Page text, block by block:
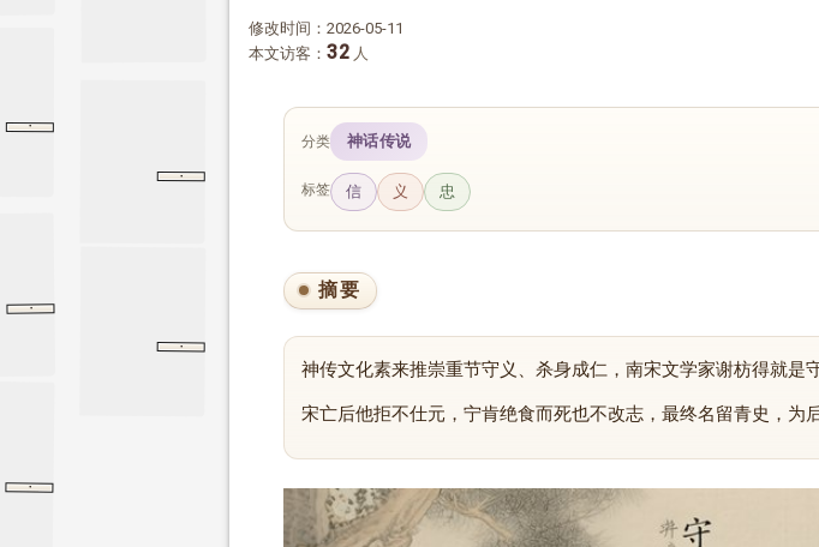
夷列传
·
伯夷列传
罕
·
丞传后叙
·
张中丞传后叙
系辞上
·
列女传
·
修改时间：2026-05-11
本文访客： 32 人
分类 神话传说
标签 信 义 忠
摘要
神传文化素来推崇重节守义、杀身成仁，南宋文学家谢枋得就是
宋亡后他拒不仕元，宁肯绝食而死也不改志，最终名留青史，为